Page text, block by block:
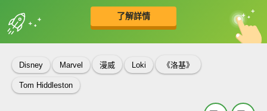
了解詳情
收錄佳句 中
英
Disney Marvel 漫威 Loki 《洛基》
Tom Hiddleston